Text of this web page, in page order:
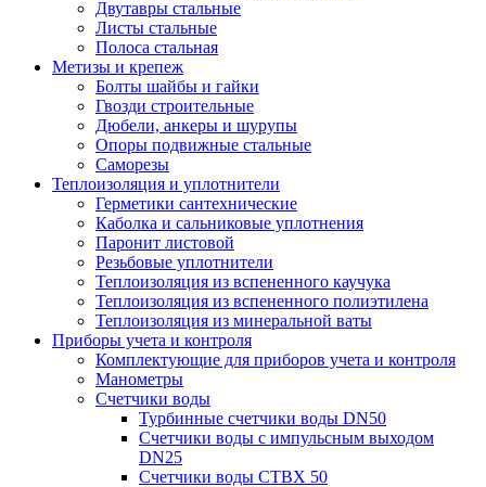
Двутавры стальные
Листы стальные
Полоса стальная
Метизы и крепеж
Болты шайбы и гайки
Гвозди строительные
Дюбели, анкеры и шурупы
Опоры подвижные стальные
Саморезы
Теплоизоляция и уплотнители
Герметики сантехнические
Каболка и сальниковые уплотнения
Паронит листовой
Резьбовые уплотнители
Теплоизоляция из вспененного каучука
Теплоизоляция из вспененного полиэтилена
Теплоизоляция из минеральной ваты
Приборы учета и контроля
Комплектующие для приборов учета и контроля
Манометры
Счетчики воды
Турбинные счетчики воды DN50
Счетчики воды с импульсным выходом
DN25
Счетчики воды СТВХ 50